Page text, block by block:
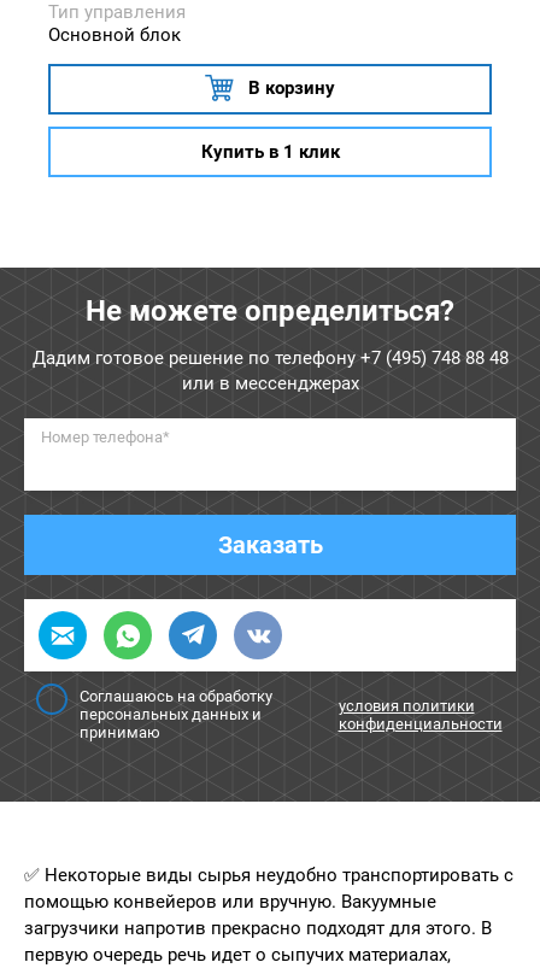
Тип управления
Основной блок
В корзину
Купить в 1 клик
Не можете определиться?
Дадим готовое решение по телефону +7 (495) 748 88 48
или в мессенджерах
Номер телефона*
Заказать
Соглашаюсь на обработку
персональных данных и
принимаю
условия политики
конфиденциальности
✅ Некоторые виды сырья неудобно транспортировать с
помощью конвейеров или вручную. Вакуумные
загрузчики напротив прекрасно подходят для этого. В
первую очередь речь идет о сыпучих материалах,